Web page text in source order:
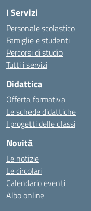
I Servizi
Personale scolastico
Famiglie e studenti
Percorsi di studio
Tutti i servizi
Didattica
Offerta formativa
Le schede didattiche
I progetti delle classi
Novità
Le notizie
Le circolari
Calendario eventi
Albo online